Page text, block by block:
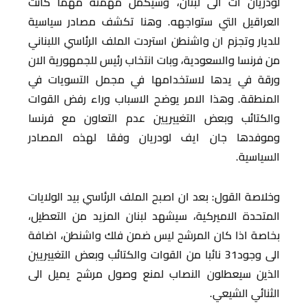
العراقيل التي ستواجهه. وهنا تكشف مصادر سياسية
للديار وتجزم ان واشنطن استردت الملف الرئاسي اللبناني
من فرنسا والسعودية، وبات انتخاب رئيس للجمهورية الان
ورقة في يدها لاستخدامها في مجمل التسويات في
المنطقة. وهذا الامر يوضح الاسباب وراء رفض القوات
والكتائب وبعض التغييريين عدم التعاون مع فرنسا
وموفدها جان ايف لودريان وفقا لهذه المصادر
السياسية.
وخلاصة القول: بعد ان اصبح الملف الرئاسي بيد الولايات
المتحدة الاميركية، سيشهد لبنان المزيد من التعطيل،
بخاصة اذا كان المرشح ليس ضمن فلك واشنطن، اضافة
الى وجود31 نائبا من القوات والكتائب وبعض التغييريين
الذين سيعطلون النصاب لمنع وصول مرشح يميل الى
الثنائي الشيعي.